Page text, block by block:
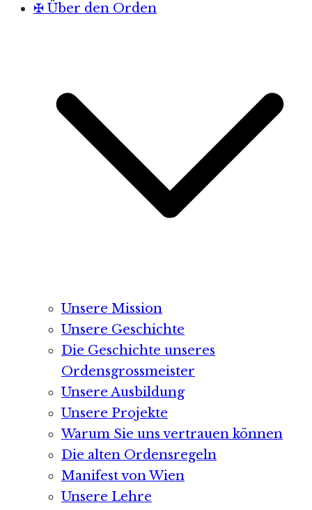
✠ Über den Orden
Unsere Mission
Unsere Geschichte
Die Geschichte unseres
Ordensgrossmeister
Unsere Ausbildung
Unsere Projekte
Warum Sie uns vertrauen können
Die alten Ordensregeln
Manifest von Wien
Unsere Lehre